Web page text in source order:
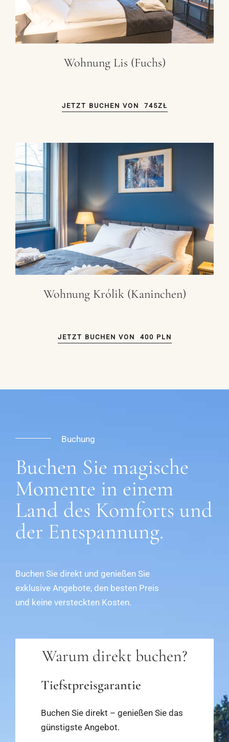
Wohnung Lis (Fuchs)
JETZT BUCHEN VON 745ZŁ
Wohnung Królik (Kaninchen)
JETZT BUCHEN VON 400 PLN
Buchung
Buchen Sie magische
Momente in einem
Land des Komforts und
der Entspannung.
Buchen Sie direkt und genießen Sie
exklusive Angebote, den besten Preis
und keine versteckten Kosten.
Warum direkt buchen?
Tiefstpreisgarantie
Buchen Sie direkt – genießen Sie das
günstigste Angebot.